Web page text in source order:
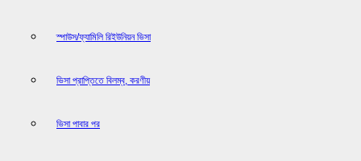
স্পাউস/ফ্যামিলি রিইউনিয়ন ভিসা
ভিসা প্রাপ্তিতে বিলম্ব, করণীয়
ভিসা পাবার পর